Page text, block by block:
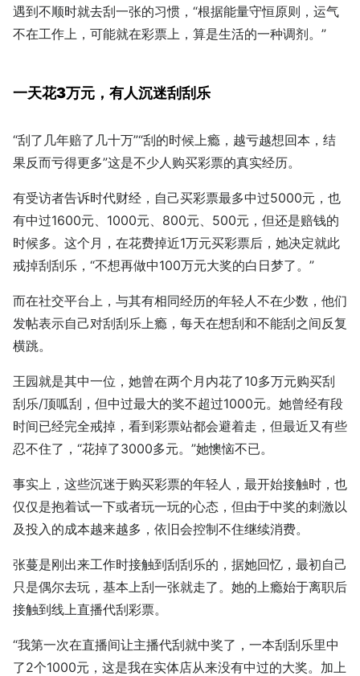
遇到不顺时就去刮一张的习惯，“根据能量守恒原则，运气
不在工作上，可能就在彩票上，算是生活的一种调剂。”
一天花3万元，有人沉迷刮刮乐
“刮了几年赔了几十万”“刮的时候上瘾，越亏越想回本，结
果反而亏得更多”这是不少人购买彩票的真实经历。
有受访者告诉时代财经，自己买彩票最多中过5000元，也
有中过1600元、1000元、800元、500元，但还是赔钱的
时候多。这个月，在花费掉近1万元买彩票后，她决定就此
戒掉刮刮乐，“不想再做中100万元大奖的白日梦了。”
而在社交平台上，与其有相同经历的年轻人不在少数，他们
发帖表示自己对刮刮乐上瘾，每天在想刮和不能刮之间反复
横跳。
王园就是其中一位，她曾在两个月内花了10多万元购买刮
刮乐/顶呱刮，但中过最大的奖不超过1000元。她曾经有段
时间已经完全戒掉，看到彩票站都会避着走，但最近又有些
忍不住了，“花掉了3000多元。”她懊恼不已。
事实上，这些沉迷于购买彩票的年轻人，最开始接触时，也
仅仅是抱着试一下或者玩一玩的心态，但由于中奖的刺激以
及投入的成本越来越多，依旧会控制不住继续消费。
张蔓是刚出来工作时接触到刮刮乐的，据她回忆，最初自己
只是偶尔去玩，基本上刮一张就走了。她的上瘾始于离职后
接触到线上直播代刮彩票。
“我第一次在直播间让主播代刮就中奖了，一本刮刮乐里中
了2个1000元，这是我在实体店从来没有中过的大奖。加上